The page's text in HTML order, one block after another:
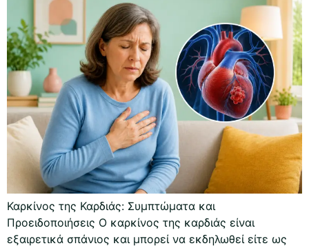
Καρκίνος της Καρδιάς: Συμπτώματα και
Προειδοποιήσεις Ο καρκίνος της καρδιάς είναι
εξαιρετικά σπάνιος και μπορεί να εκδηλωθεί είτε ως